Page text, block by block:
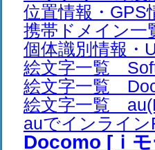
位置情報・GPS
携帯ドメイン一
個体識別情報・
絵文字一覧
絵文字一覧
絵文字一覧
auでインライン
Docomo [ｉ